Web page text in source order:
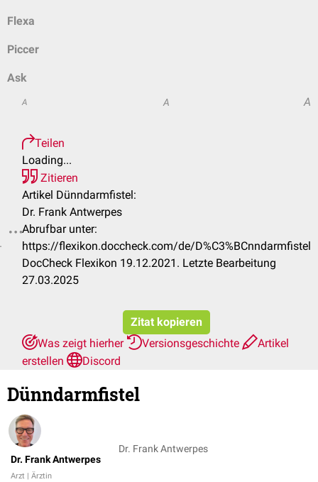
Flexa
Piccer
Ask
A A A
Teilen
Loading...
Zitieren
Artikel Dünndarmfistel:
Dr. Frank Antwerpes
Abrufbar unter:
https://flexikon.doccheck.com/de/D%C3%BCnndarmfistel
DocCheck Flexikon 19.12.2021. Letzte Bearbeitung
27.03.2025
Zitat kopieren
Was zeigt hierher
Versionsgeschichte
Artikel
erstellen
Discord
Dünndarmfistel
Dr. Frank Antwerpes
Arzt | Ärztin
Dr. Frank Antwerpes